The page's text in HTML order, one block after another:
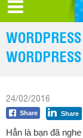
WORDPRESS
24/02/2016
Share Share
Hẳn là bạn đã